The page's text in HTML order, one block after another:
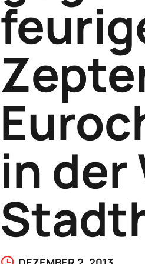
in der